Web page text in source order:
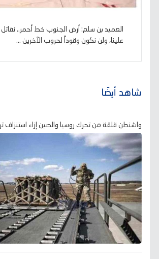
العميد بن سلم: أرض الجنوب خط أحمر..
علينا، ولن نكون وقوداً لحروب الآخرين ...
شاهد أيضًا
واشنطن قلقة من تحرك روسيا والصين إزاء استنزاف